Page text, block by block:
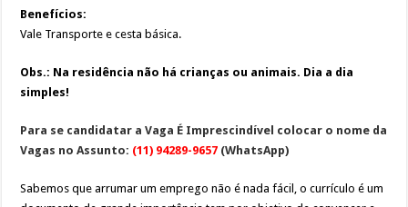
Benefícios:
Vale Transporte e cesta básica.
Obs.: Na residência não há crianças ou animais. Dia a dia
simples!
Para se candidatar a Vaga É Imprescindível colocar o nome da
Vagas no Assunto: (11) 94289-9657 (WhatsApp)
Sabemos que arrumar um emprego não é nada fácil, o currículo é um